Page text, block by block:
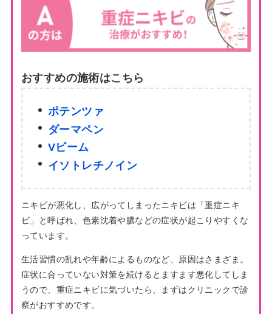
おすすめの施術はこちら
ポテンツァ
ダーマペン
Vビーム
イソトレチノイン
ニキビが悪化し、広がってしまったニキビは「重症ニキ
ビ」と呼ばれ、色素沈着や膿などの症状が起こりやすくな
っています。
生活習慣の乱れや年齢によるものなど、原因はさまざま。
症状に合っていない対策を続けるとますます悪化してしま
うので、重症ニキビに気づいたら、まずはクリニックで診
察がおすすめです。